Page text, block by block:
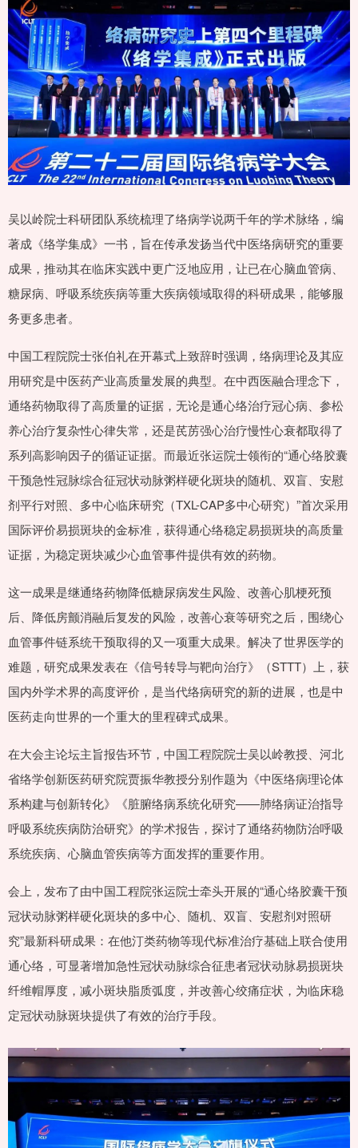
吴以岭院士科研团队系统梳理了络病学说两千年的学术脉络，编
著成《络学集成》一书，旨在传承发扬当代中医络病研究的重要
成果，推动其在临床实践中更广泛地应用，让已在心脑血管病、
糖尿病、呼吸系统疾病等重大疾病领域取得的科研成果，能够服
务更多患者。
中国工程院院士张伯礼在开幕式上致辞时强调，络病理论及其应
用研究是中医药产业高质量发展的典型。在中西医融合理念下，
通络药物取得了高质量的证据，无论是通心络治疗冠心病、参松
养心治疗复杂性心律失常，还是芪苈强心治疗慢性心衰都取得了
系列高影响因子的循证证据。而最近张运院士领衔的“通心络胶囊
干预急性冠脉综合征冠状动脉粥样硬化斑块的随机、双盲、安慰
剂平行对照、多中心临床研究（TXL-CAP多中心研究）”首次采用
国际评价易损斑块的金标准，获得通心络稳定易损斑块的高质量
证据，为稳定斑块减少心血管事件提供有效的药物。
这一成果是继通络药物降低糖尿病发生风险、改善心肌梗死预
后、降低房颤消融后复发的风险，改善心衰等研究之后，围绕心
血管事件链系统干预取得的又一项重大成果。解决了世界医学的
难题，研究成果发表在《信号转导与靶向治疗》（STTT）上，获
国内外学术界的高度评价，是当代络病研究的新的进展，也是中
医药走向世界的一个重大的里程碑式成果。
在大会主论坛主旨报告环节，中国工程院院士吴以岭教授、河北
省络学创新医药研究院贾振华教授分别作题为《中医络病理论体
系构建与创新转化》《脏腑络病系统化研究——肺络病证治指导
呼吸系统疾病防治研究》的学术报告，探讨了通络药物防治呼吸
系统疾病、心脑血管疾病等方面发挥的重要作用。
会上，发布了由中国工程院张运院士牵头开展的“通心络胶囊干预
冠状动脉粥样硬化斑块的多中心、随机、双盲、安慰剂对照研
究”最新科研成果：在他汀类药物等现代标准治疗基础上联合使用
通心络，可显著增加急性冠状动脉综合征患者冠状动脉易损斑块
纤维帽厚度，减小斑块脂质弧度，并改善心绞痛症状，为临床稳
定冠状动脉斑块提供了有效的治疗手段。